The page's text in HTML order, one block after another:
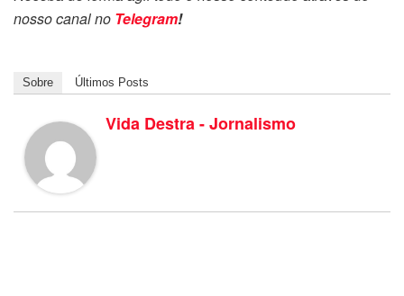
nosso canal no Telegram!
Sobre Últimos Posts
Vida Destra - Jornalismo